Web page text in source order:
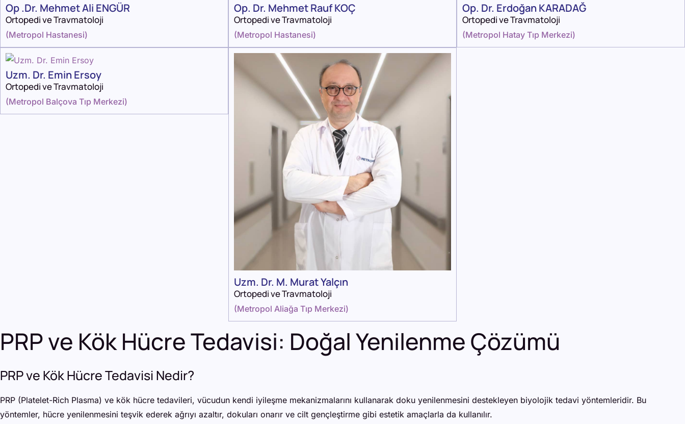
Op .Dr. Mehmet Ali ENGÜR
Ortopedi ve Travmatoloji
(Metropol Hastanesi)
Op. Dr. Mehmet Rauf KOÇ
Ortopedi ve Travmatoloji
(Metropol Hastanesi)
Op. Dr. Erdoğan KARADAĞ
Ortopedi ve Travmatoloji
(Metropol Hatay Tıp Merkezi)
Uzm. Dr. Emin Ersoy
Ortopedi ve Travmatoloji
(Metropol Balçova Tıp Merkezi)
Uzm. Dr. M. Murat Yalçın
Ortopedi ve Travmatoloji
(Metropol Aliağa Tıp Merkezi)
PRP ve Kök Hücre Tedavisi: Doğal Yenilenme Çözümü
PRP ve Kök Hücre Tedavisi Nedir?
PRP (Platelet-Rich Plasma) ve kök hücre tedavileri, vücudun kendi iyileşme mekanizmalarını kullanarak doku yenilenmesini destekleyen biyolojik tedavi yöntemleridir. Bu
yöntemler, hücre yenilenmesini teşvik ederek ağrıyı azaltır, dokuları onarır ve cilt gençleştirme gibi estetik amaçlarla da kullanılır.